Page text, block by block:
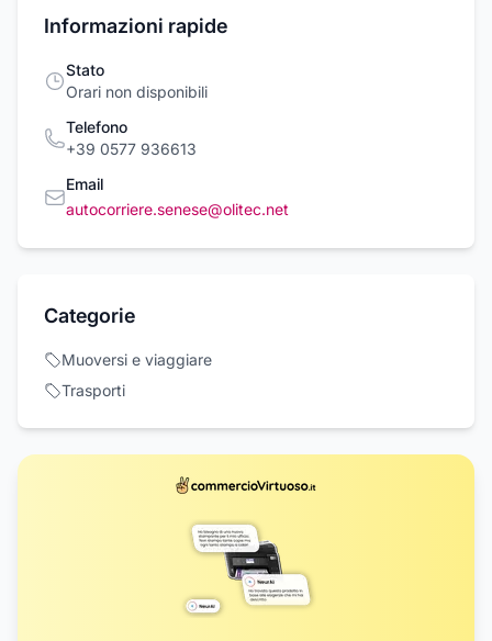
Informazioni rapide
Stato
Orari non disponibili
Telefono
+39 0577 936613
Email
autocorriere.senese@olitec.net
Categorie
Muoversi e viaggiare
Trasporti